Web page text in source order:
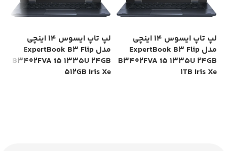
لپ تاپ ایسوس 14 اینچی
مدل ExpertBook B3 Flip
B3402FVA i5 1335U 24GB
1TB Iris Xe
لپ تاپ ایسوس 14 اینچی
مدل ExpertBook B3 Flip
B3402FVA i5 1335U 24GB
512GB Iris Xe